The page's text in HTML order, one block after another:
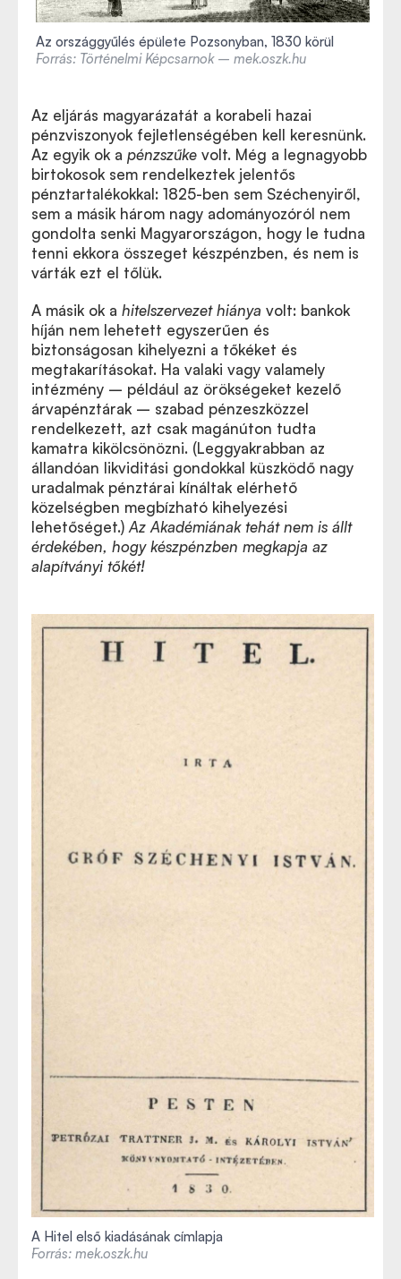
Az országgyűlés épülete Pozsonyban, 1830 körül
Forrás: Történelmi Képcsarnok – mek.oszk.hu
Az eljárás magyarázatát a korabeli hazai
pénzviszonyok fejletlenségében kell keresnünk.
Az egyik ok a pénzszűke volt. Még a legnagyobb
birtokosok sem rendelkeztek jelentős
pénztartalékokkal: 1825-ben sem Széchenyiről,
sem a másik három nagy adományozóról nem
gondolta senki Magyarországon, hogy le tudna
tenni ekkora összeget készpénzben, és nem is
várták ezt el tőlük.
A másik ok a hitelszervezet hiánya volt: bankok
híján nem lehetett egyszerűen és
biztonságosan kihelyezni a tőkéket és
megtakarításokat. Ha valaki vagy valamely
intézmény – például az örökségeket kezelő
árvapénztárak – szabad pénzeszközzel
rendelkezett, azt csak magánúton tudta
kamatra kikölcsönözni. (Leggyakrabban az
állandóan likviditási gondokkal küszködő nagy
uradalmak pénztárai kínáltak elérhető
közelségben megbízható kihelyezési
lehetőséget.) Az Akadémiának tehát nem is állt
érdekében, hogy készpénzben megkapja az
alapítványi tőkét!
A Hitel első kiadásának címlapja
Forrás: mek.oszk.hu